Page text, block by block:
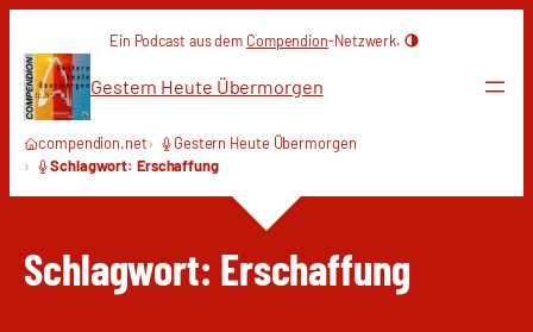
Inhalt
springen
Ein Podcast aus dem Compendion-Netzwerk.
Gestern Heute Übermorgen
compendion.net
Gestern Heute Übermorgen
Schlagwort: Erschaffung
Schlagwort: Erschaffung